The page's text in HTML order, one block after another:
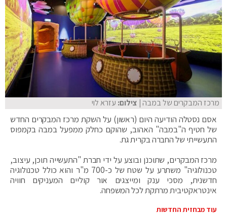
מרכז המבקרים של במבה| צילום: עזרא לוי
אסם נסטלה הודיעה היום (ראשון) על השקת מרכז המבקרים החדש
של חטיף ה"במבה" האהוב, שהוקם כחלק ממפעל במבה בקמפוס
התעשייתי של החברה בקרית גת.
מרכז המבקרים, שתוכנן ובוצע על ידי חברת "התעשייה תוכן, עיצוב,
טכנולוגיה" משתרע על שטח של כ-700 מ"ר והוא כולל טכנולוגיה
חדשנית, מסכי ענק ומייצגים אור קוליים המעניקים חוויה
אינטראקטיבית מרתקת לכל המשפחה.
עוד מבחזית החדשות